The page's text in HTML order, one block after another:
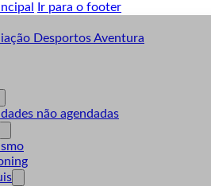
Ir para o footer
não agendadas